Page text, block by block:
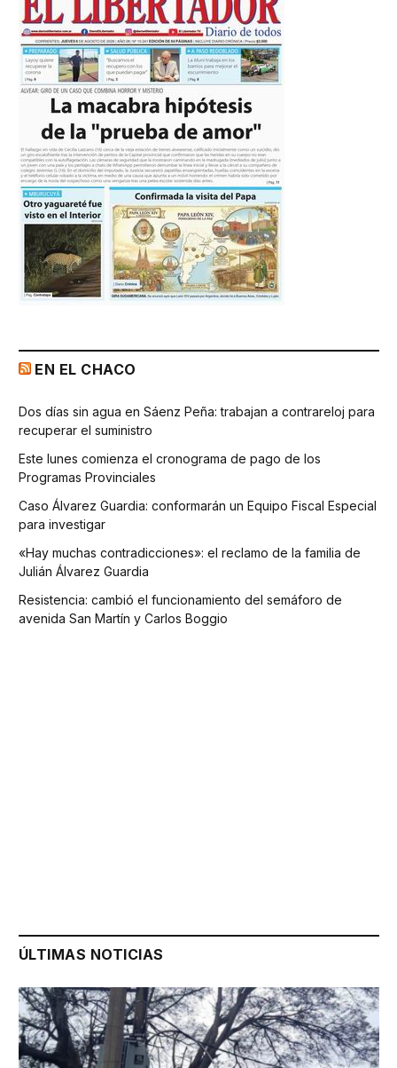
EN EL CHACO
Dos días sin agua en Sáenz Peña: trabajan a contrareloj para
recuperar el suministro
Este lunes comienza el cronograma de pago de los
Programas Provinciales
Caso Álvarez Guardia: conformarán un Equipo Fiscal Especial
para investigar
«Hay muchas contradicciones»: el reclamo de la familia de
Julián Álvarez Guardia
Resistencia: cambió el funcionamiento del semáforo de
avenida San Martín y Carlos Boggio
ÚLTIMAS NOTICIAS